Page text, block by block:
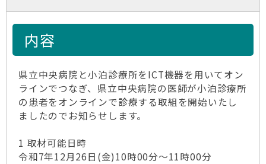
内容
県立中央病院と小泊診療所をICT機器を用いてオン
ラインでつなぎ、県立中央病院の医師が小泊診療所
の患者をオンラインで診療する取組を開始いたし
ましたのでお知らせします。
1 取材可能日時
令和7年12月26日(金)10時00分～11時00分